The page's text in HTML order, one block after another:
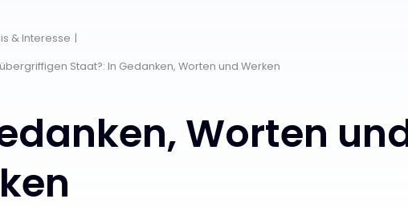
& Interesse
Staat?: In Gedanken, Worten und Werken
Worten